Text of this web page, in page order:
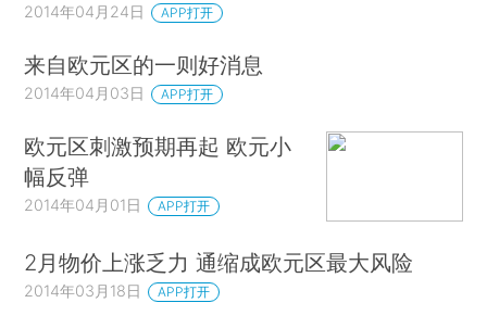
2014年04月24日 APP打开
来自欧元区的一则好消息
2014年04月03日 APP打开
欧元区刺激预期再起 欧元小
幅反弹
2014年04月01日 APP打开
2月物价上涨乏力 通缩成欧元区最大风险
2014年03月18日 APP打开